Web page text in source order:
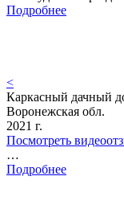
Подробнее
<
Каркасный дачный
Воронежская обл.
2021 г.
Посмотреть
…
Подробнее